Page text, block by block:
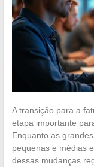
A transição para a
etapa importante
Enquanto as
pequenas e médias
dessas mudanças